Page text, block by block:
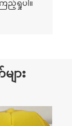
ျီလက်တို
ည့်ရှုပါ။
ား